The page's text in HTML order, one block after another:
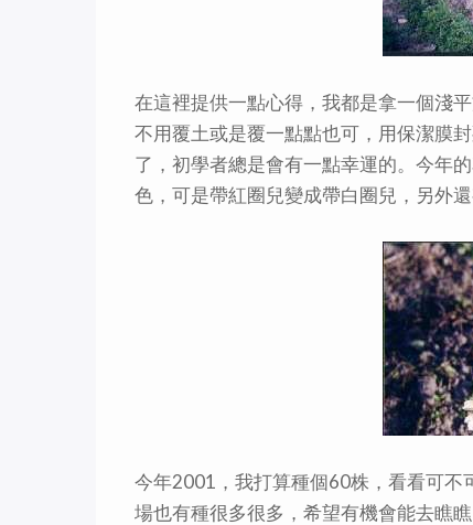
在這裡提供一點心得，我都是拿一個淺
不用覆土或是覆一點點也可，用保潔膜
了，初學者總是會有一點幸運的。今年
色，可是帶紅圈兒變成帶白圈兒，另外
今年2001，我打算種個60株，看看可不
場也有種很多很多，希望有機會能去瞧